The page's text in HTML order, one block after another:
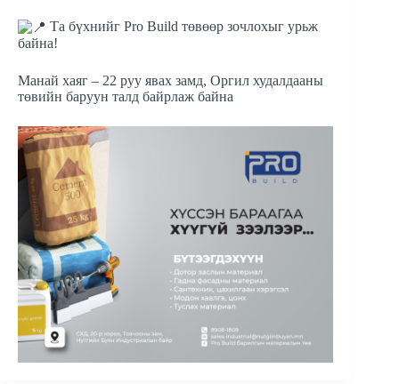
Та бүхнийг Pro Build төвөөр зочлохыг урьж
байна!
Манай хаяг – 22 руу явах замд, Оргил худалдааны
төвийн баруун талд байрлаж байна